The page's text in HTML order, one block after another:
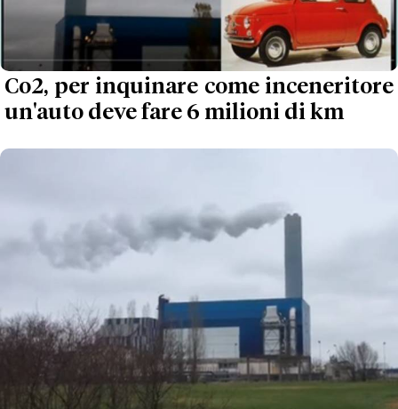
Co2, per inquinare come inceneritore
un'auto deve fare 6 milioni di km